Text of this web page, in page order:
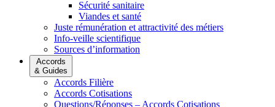
Sécurité sanitaire
Viandes et santé
Juste rémunération et attractivité des métiers
Info-veille scientifique
Sources d’information
Accords
& Guides
Accords Filière
Accords Cotisations
Questions/Réponses – Accords Cotisations